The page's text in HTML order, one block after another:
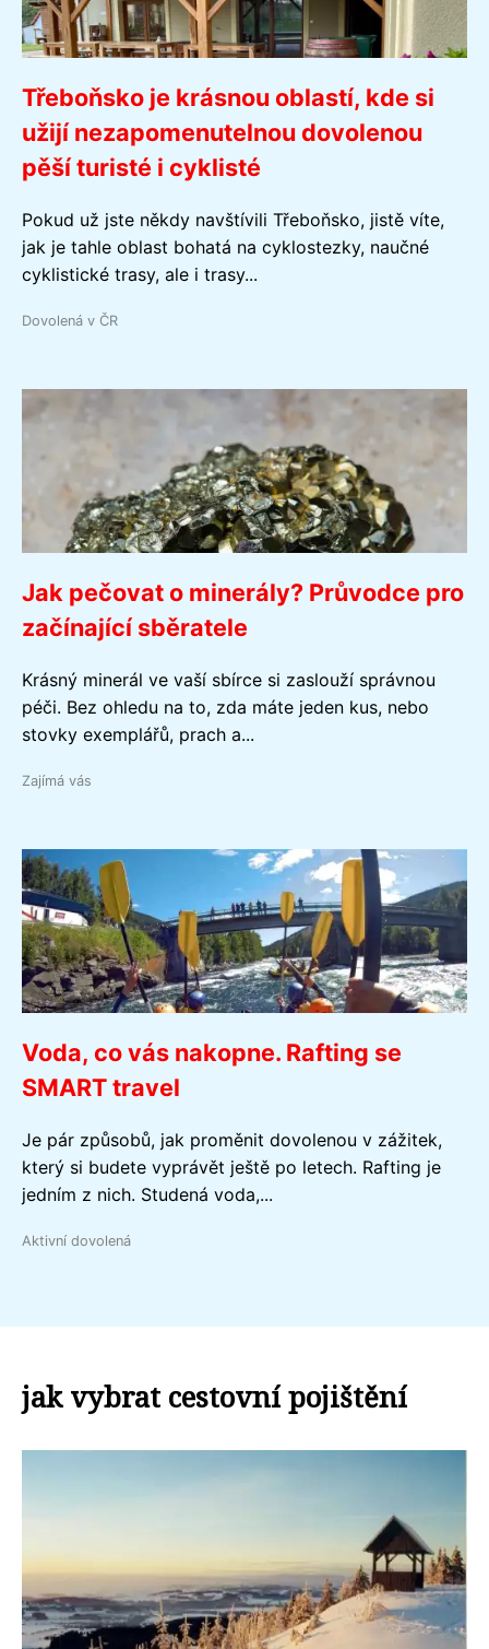
Třeboňsko je krásnou oblastí, kde si
užijí nezapomenutelnou dovolenou
pěší turisté i cyklisté
Pokud už jste někdy navštívili Třeboňsko, jistě víte,
jak je tahle oblast bohatá na cyklostezky, naučné
cyklistické trasy, ale i trasy...
Dovolená v ČR
Jak pečovat o minerály? Průvodce pro
začínající sběratele
Krásný minerál ve vaší sbírce si zaslouží správnou
péči. Bez ohledu na to, zda máte jeden kus, nebo
stovky exemplářů, prach a...
Zajímá vás
Voda, co vás nakopne. Rafting se
SMART travel
Je pár způsobů, jak proměnit dovolenou v zážitek,
který si budete vyprávět ještě po letech. Rafting je
jedním z nich. Studená voda,...
Aktivní dovolená
jak vybrat cestovní pojištění